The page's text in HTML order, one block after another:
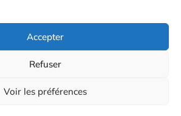
Accepter
Refuser
Voir les préférences
© 2026 Radio Calade